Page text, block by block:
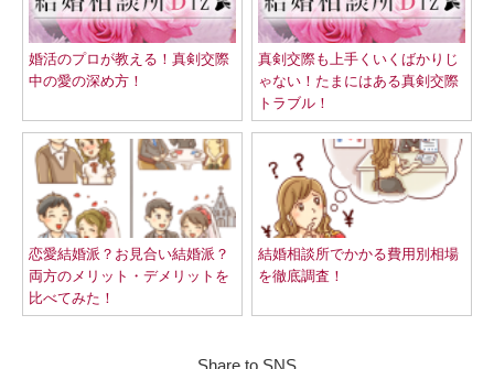
婚活のプロが教える！真剣交際
中の愛の深め方！
真剣交際も上手くいくばかりじ
ゃない！たまにはある真剣交際
トラブル！
恋愛結婚派？お見合い結婚派？
両方のメリット・デメリットを
比べてみた！
結婚相談所でかかる費用別相場
を徹底調査！
Share to SNS